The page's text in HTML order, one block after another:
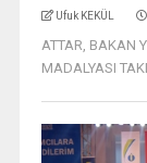
Ufuk KEKÜL
ATTAR, BAKAN
MADALYASI